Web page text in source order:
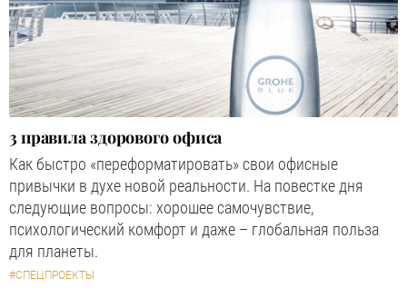
3 правила здорового офиса
Как быстро «переформатировать» свои офисные
привычки в духе новой реальности. На повестке дня
следующие вопросы: хорошее самочувствие,
психологический комфорт и даже – глобальная польза
для планеты.
#СПЕЦПРОЕКТЫ